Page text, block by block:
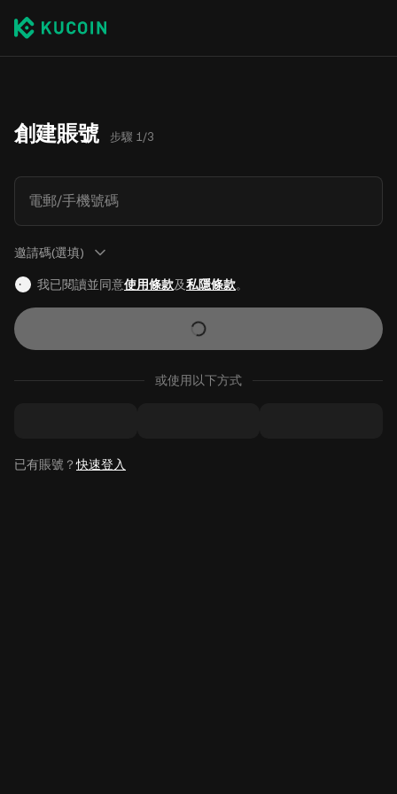
創建賬號 步驟 1/3
電郵/手機號碼
邀請碼(選填)
我已閱讀並同意使用條款及私隱條款。
或使用以下方式
已有賬號？快速登入